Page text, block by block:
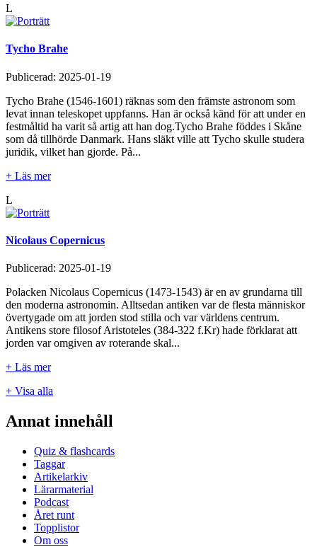
L
Tycho Brahe
Publicerad: 2025-01-19
Tycho Brahe (1546-1601) räknas som den främste astronom som
levat innan teleskopet uppfanns. Han är också känd för att under en
festmåltid ha varit så artig att han dog.Tycho Brahe föddes i Skåne
som då tillhörde Danmark. Hans släkt ville att Tycho skulle studera
juridik, vilket han gjorde. På...
+ Läs mer
L
Nicolaus Copernicus
Publicerad: 2025-01-19
Polacken Nicolaus Copernicus (1473-1543) är en av grundarna till
den moderna astronomin. Alltsedan antiken var de flesta människor
övertygade om att jorden stod stilla och var världens centrum.
Antikens store filosof Aristoteles (384-322 f.Kr) hade förklarat att
jorden var omgiven av roterande skal...
+ Läs mer
+ Visa alla
Annat innehåll
Quiz & flashcards
Taggar
Artikelarkiv
Lärarmaterial
Podcast
Året runt
Topplistor
Om oss